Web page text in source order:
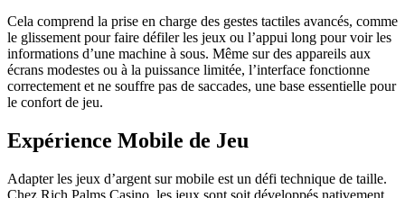
Cela comprend la prise en charge des gestes tactiles avancés, comme
le glissement pour faire défiler les jeux ou l’appui long pour voir les
informations d’une machine à sous. Même sur des appareils aux
écrans modestes ou à la puissance limitée, l’interface fonctionne
correctement et ne souffre pas de saccades, une base essentielle pour
le confort de jeu.
Expérience Mobile de Jeu
Adapter les jeux d’argent sur mobile est un défi technique de taille.